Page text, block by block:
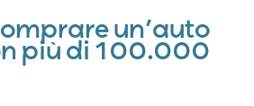
un’auto
più di 100.000